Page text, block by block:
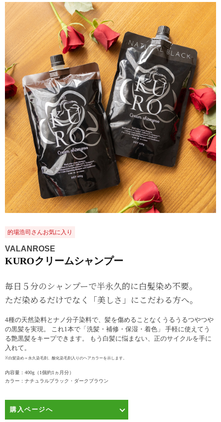
的場浩司さんお気に入り
VALANROSE
KUROクリームシャンプー
毎日５分のシャンプーで半永久的に白髪染め不要。
ただ染めるだけでなく「美しさ」にこだわる方へ。
4種の天然染料とナノ分子染料で、髪を傷めることなくうるうるつやつや
の黒髪を実現。 これ1本で「洗髪・補修・保湿・着色」 手軽に使えてう
る艶黒髪をキープできます。 もう白髪に悩まない、正のサイクルを手に
入れて。
※白髪染め＝永久染毛剤、酸化染毛剤入りのヘアカラーを示します。
内容量：400g（1個約1ヵ月分）
カラー：ナチュラルブラック・ダークブラウン
購入ページへ